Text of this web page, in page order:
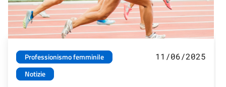
Professionismo femminile
Notizie
11/06/2025